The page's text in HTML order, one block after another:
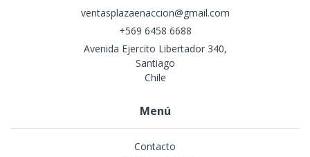
ventasplazaenaccion@gmail.com
+569 6458 6688
Avenida Ejercito Libertador 340,
Santiago
Chile
Menú
Contacto